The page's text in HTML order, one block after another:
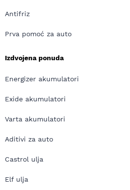
Antifriz
Prva pomoć za auto
Izdvojena ponuda
Energizer akumulatori
Exide akumulatori
Varta akumulatori
Aditivi za auto
Castrol ulja
Elf ulja